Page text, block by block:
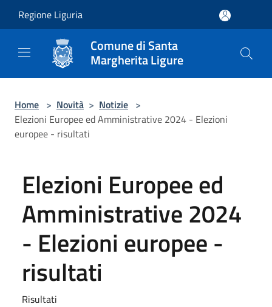
Regione Liguria
Comune di Santa
Margherita Ligure
Home > Novità > Notizie >
Elezioni Europee ed Amministrative 2024 - Elezioni
europee - risultati
Elezioni Europee ed
Amministrative 2024
- Elezioni europee -
risultati
Risultati